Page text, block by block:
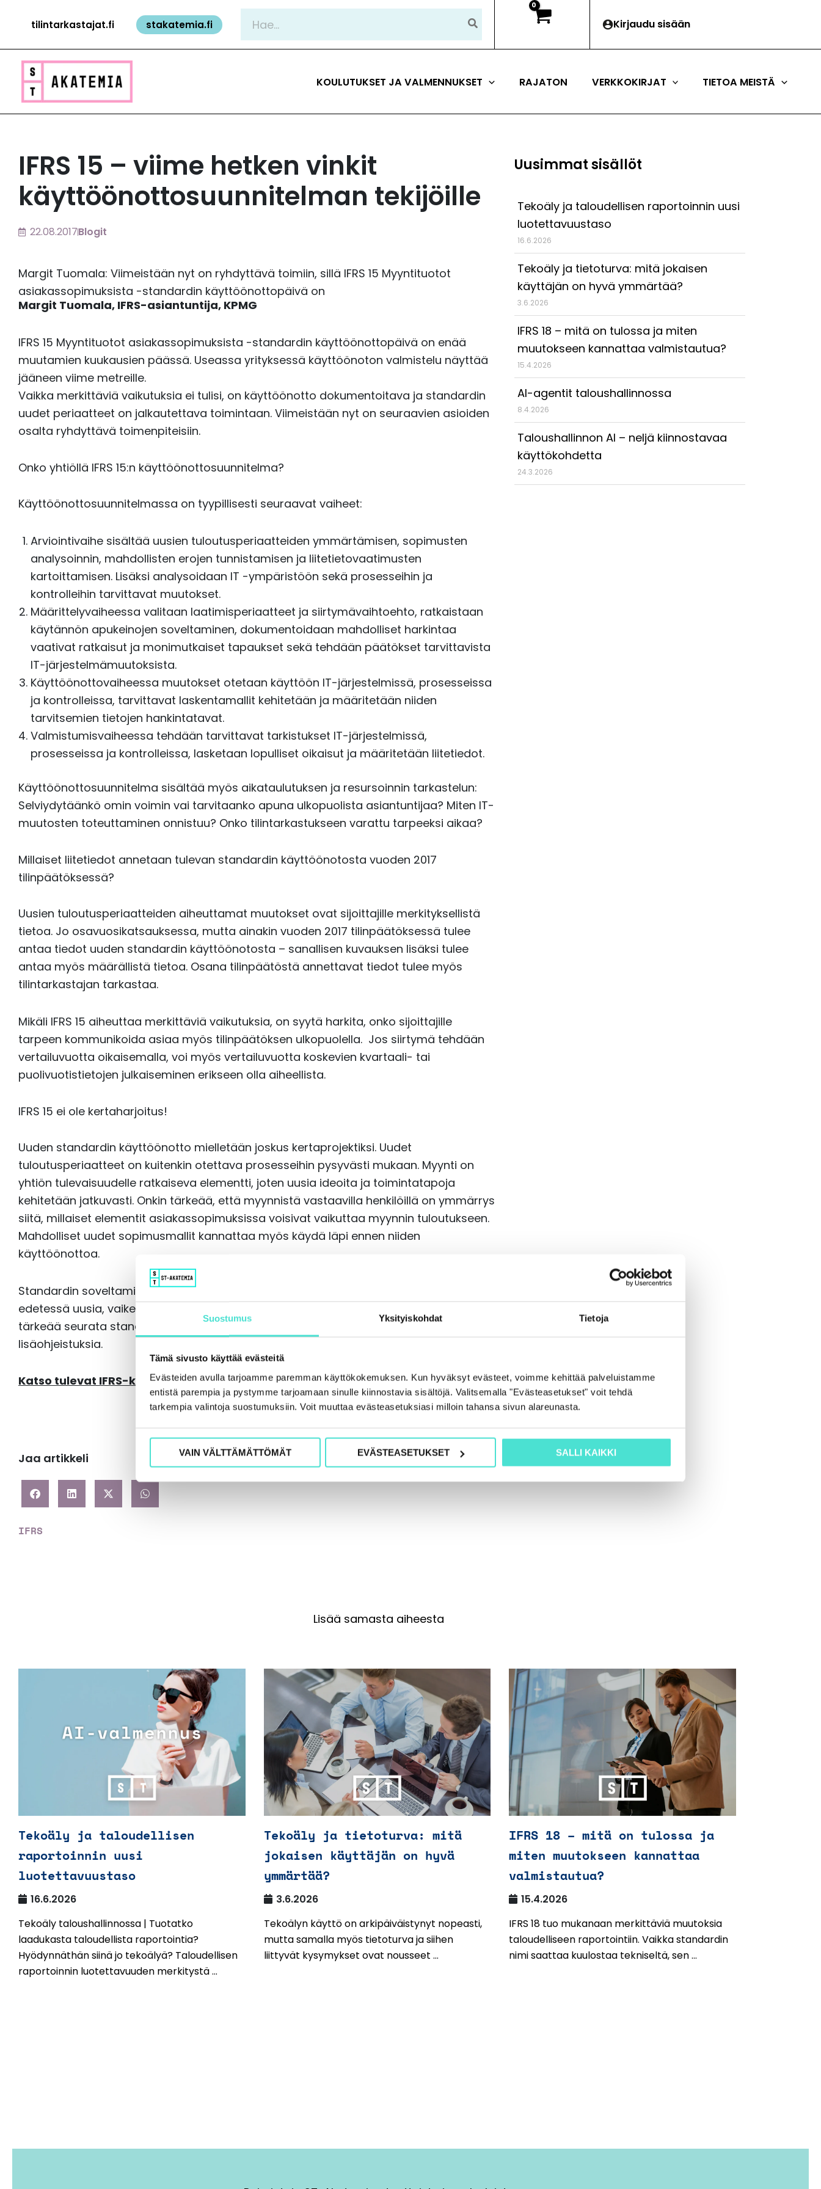
Suostumus Yksityiskohdat Tietoja
Tämä sivusto käyttää evästeitä
Evästeiden avulla tarjoamme paremman käyttökokemuksen. Kun hyväksyt evästeet, voimme kehittää palveluistamme
entistä parempia ja pystymme tarjoamaan sinulle kiinnostavia sisältöjä. Valitsemalla "Evästeasetukset" voit tehdä
tarkempia valintoja suostumuksiin. Voit muuttaa evästeasetuksiasi milloin tahansa sivun alareunasta.
VAIN VÄLTTÄMÄTTÖMÄT EVÄSTEASETUKSET SALLI KAIKKI
sisältööntilintarkastajat.fi stakatemia.fi Kirjaudu sisään
KOULUTUKSET JA VALMENNUKSET RAJATON VERKKOKIRJAT TIETOA MEISTÄ
IFRS 15 – viime hetken vinkit
käyttöönottosuunnitelman tekijöille
22.08.2017Blogit
Margit Tuomala: Viimeistään nyt on ryhdyttävä toimiin, sillä IFRS 15 Myyntituotot
asiakassopimuksista -standardin käyttöönottopäivä on
Margit Tuomala, IFRS-asiantuntija, KPMG
IFRS 15 Myyntituotot asiakassopimuksista -standardin käyttöönottopäivä on enää
muutamien kuukausien päässä. Useassa yrityksessä käyttöönoton valmistelu näyttää
jääneen viime metreille.
Vaikka merkittäviä vaikutuksia ei tulisi, on käyttöönotto dokumentoitava ja standardin
uudet periaatteet on jalkautettava toimintaan. Viimeistään nyt on seuraavien asioiden
osalta ryhdyttävä toimenpiteisiin.
Onko yhtiöllä IFRS 15:n käyttöönottosuunnitelma?
Käyttöönottosuunnitelmassa on tyypillisesti seuraavat vaiheet:
Arviointivaihe sisältää uusien tuloutusperiaatteiden ymmärtämisen, sopimusten
analysoinnin, mahdollisten erojen tunnistamisen ja liitetietovaatimusten
kartoittamisen. Lisäksi analysoidaan IT -ympäristöön sekä prosesseihin ja
kontrolleihin tarvittavat muutokset.
Määrittelyvaiheessa valitaan laatimisperiaatteet ja siirtymävaihtoehto, ratkaistaan
käytännön apukeinojen soveltaminen, dokumentoidaan mahdolliset harkintaa
vaativat ratkaisut ja monimutkaiset tapaukset sekä tehdään päätökset tarvittavista
IT-järjestelmämuutoksista.
Käyttöönottovaiheessa muutokset otetaan käyttöön IT-järjestelmissä, prosesseissa
ja kontrolleissa, tarvittavat laskentamallit kehitetään ja määritetään niiden
tarvitsemien tietojen hankintatavat.
Valmistumisvaiheessa tehdään tarvittavat tarkistukset IT-järjestelmissä,
prosesseissa ja kontrolleissa, lasketaan lopulliset oikaisut ja määritetään liitetiedot.
Käyttöönottosuunnitelma sisältää myös aikataulutuksen ja resursoinnin tarkastelun:
Selviydytäänkö omin voimin vai tarvitaanko apuna ulkopuolista asiantuntijaa? Miten IT-
muutosten toteuttaminen onnistuu? Onko tilintarkastukseen varattu tarpeeksi aikaa?
Millaiset liitetiedot annetaan tulevan standardin käyttöönotosta vuoden 2017
tilinpäätöksessä?
Uusien tuloutusperiaatteiden aiheuttamat muutokset ovat sijoittajille merkityksellistä
tietoa. Jo osavuosikatsauksessa, mutta ainakin vuoden 2017 tilinpäätöksessä tulee
antaa tiedot uuden standardin käyttöönotosta – sanallisen kuvauksen lisäksi tulee
antaa myös määrällistä tietoa. Osana tilinpäätöstä annettavat tiedot tulee myös
tilintarkastajan tarkastaa.
Mikäli IFRS 15 aiheuttaa merkittäviä vaikutuksia, on syytä harkita, onko sijoittajille
tarpeen kommunikoida asiaa myös tilinpäätöksen ulkopuolella. Jos siirtymä tehdään
vertailuvuotta oikaisemalla, voi myös vertailuvuotta koskevien kvartaali- tai
puolivuotistietojen julkaiseminen erikseen olla aiheellista.
IFRS 15 ei ole kertaharjoitus!
Uuden standardin käyttöönotto mielletään joskus kertaprojektiksi. Uudet
tuloutusperiaatteet on kuitenkin otettava prosesseihin pysyvästi mukaan. Myynti on
yhtiön tulevaisuudelle ratkaiseva elementti, joten uusia ideoita ja toimintatapoja
kehitetään jatkuvasti. Onkin tärkeää, että myynnistä vastaavilla henkilöillä on ymmärrys
siitä, millaiset elementit asiakassopimuksissa voisivat vaikuttaa myynnin tuloutukseen.
Mahdolliset uudet sopimusmallit kannattaa myös käydä läpi ennen niiden
käyttöönottoa.
Standardin soveltaminen käytäntöön ei ole kaikissa tapauksissa helppoa. Projektien
edetessä uusia, vaikeitakin kysymyksiä nousee jatkuvasti esiin. Näiden osalta on
tärkeää seurata standardin käytännön soveltamista, mahdollista jatkokehitystä tai
lisäohjeistuksia.
Katso tulevat IFRS-koulutukset
Uusimmat sisällöt
Tekoäly ja taloudellisen raportoinnin uusi
luotettavuustaso
16.6.2026
Tekoäly ja tietoturva: mitä jokaisen
käyttäjän on hyvä ymmärtää?
3.6.2026
IFRS 18 – mitä on tulossa ja miten
muutokseen kannattaa valmistautua?
15.4.2026
AI-agentit taloushallinnossa
8.4.2026
Taloushallinnon AI – neljä kiinnostavaa
käyttökohdetta
24.3.2026
Jaa artikkeli
IFRS
Lisää samasta aiheesta
Tekoäly ja taloudellisen
raportoinnin uusi
luotettavuustaso
16.6.2026
Tekoäly taloushallinnossa | Tuotatko
laadukasta taloudellista raportointia?
Hyödynnäthän siinä jo tekoälyä? Taloudellisen
raportoinnin luotettavuuden merkitystä ...
Tekoäly ja tietoturva: mitä
jokaisen käyttäjän on hyvä
ymmärtää?
3.6.2026
Tekoälyn käyttö on arkipäiväistynyt nopeasti,
mutta samalla myös tietoturva ja siihen
liittyvät kysymykset ovat nousseet ...
IFRS 18 – mitä on tulossa ja
miten muutokseen kannattaa
valmistautua?
15.4.2026
IFRS 18 tuo mukanaan merkittäviä muutoksia
taloudelliseen raportointiin. Vaikka standardin
nimi saattaa kuulostaa tekniseltä, sen ...